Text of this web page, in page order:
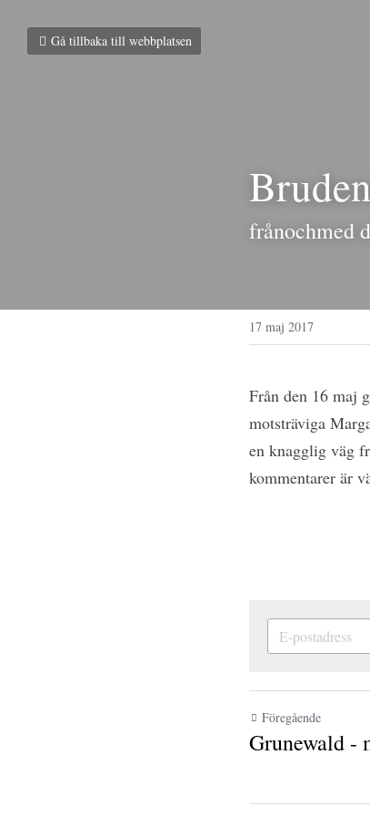
Gå tillbaka till webbplatsen
frånochmed
17 maj 2017
Från den 16 maj
motsträviga
sagt en
tankar och
Föregående
Grunewald -